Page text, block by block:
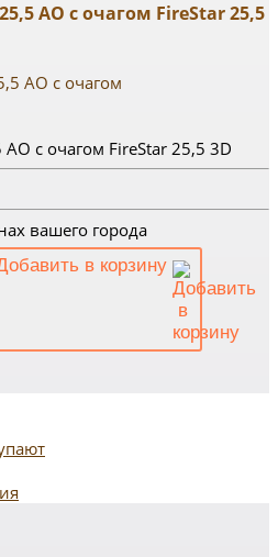
AO c очагом FireStar 25,5
c очагом FireStar 25,5 3D
вашего города
в корзину